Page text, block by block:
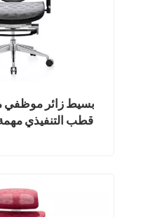
بسيط زائر موظفي
قطب التنفيذي